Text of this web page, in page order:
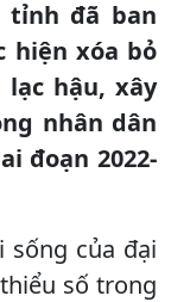
tỉnh đã ban
hiện xóa bỏ
hậu, xây
nhân dân
đoạn 2022-
sống của đại
số trong